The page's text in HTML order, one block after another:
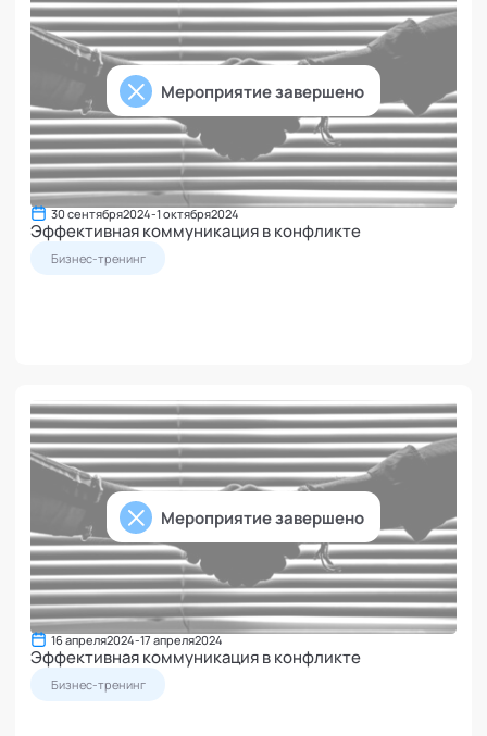
Мероприятие завершено
30 сентября2024-1 октября2024
Эффективная коммуникация в конфликте
Бизнес-тренинг
Мероприятие завершено
16 апреля2024-17 апреля2024
Эффективная коммуникация в конфликте
Бизнес-тренинг